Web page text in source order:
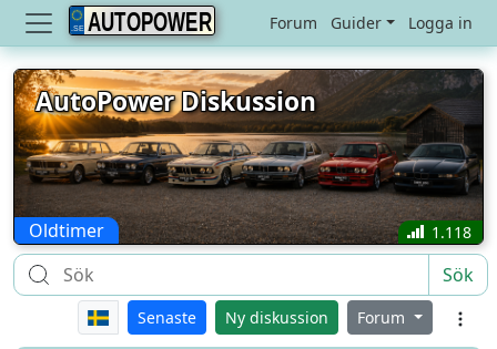
AUTOPOWER Forum Guider Logga in
AutoPower Diskussion
Oldtimer 1.118
Sök
Senaste Ny diskussion Forum